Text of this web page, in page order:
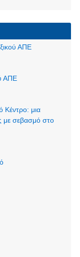
ΑΠΕ
ΑΠΕ
Κέντρο: μια
με σεβασμό στο